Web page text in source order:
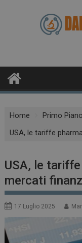
Home
Primo Piano
USA, le tariffe
USA, le
mercati
17 Luglio 2025